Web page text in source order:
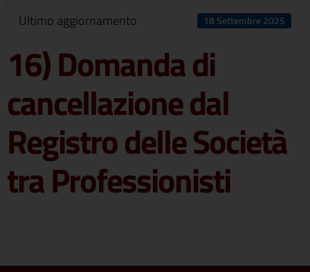
Ultimo aggiornamento 18 Settembre 2025
16) Domanda di
cancellazione dal
Registro delle Società
tra Professionisti